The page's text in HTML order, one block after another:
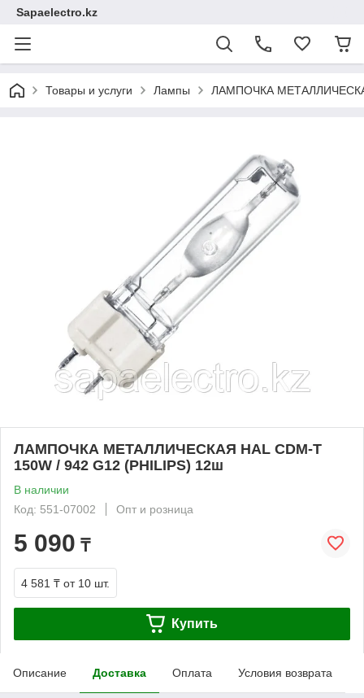
Sapaelectro.kz
Товары и услуги Лампы ЛАМПОЧКА
ЛАМПОЧКА МЕТАЛЛИЧЕСКАЯ HAL CDM-T
150W / 942 G12 (PHILIPS) 12ш
В наличии
Код: 551-07002
Опт и розница
5 090 ₸
4 581 ₸ от 10 шт.
Купить
Описание Доставка Оплата Условия возврата